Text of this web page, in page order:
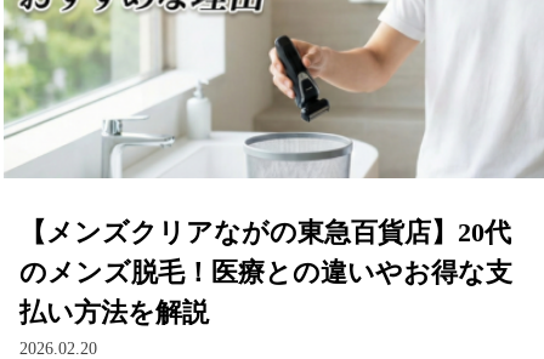
【メンズクリアながの東急百貨店】20代
のメンズ脱毛！医療との違いやお得な支
払い方法を解説
2026.02.20